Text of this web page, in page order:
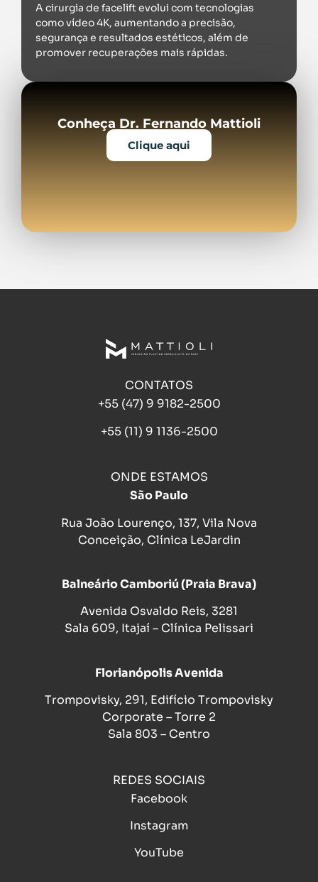
A cirurgia de facelift evolui com tecnologias
como vídeo 4K, aumentando a precisão,
segurança e resultados estéticos, além de
promover recuperações mais rápidas.
Conheça Dr. Fernando Mattioli
Clique aqui
CONTATOS
+55 (47) 9 9182-2500
+55 (11) 9 1136-2500
ONDE ESTAMOS
São Paulo
Rua João Lourenço, 137, Vila Nova
Conceição, Clínica LeJardin
Balneário Camboriú (Praia Brava)
Avenida Osvaldo Reis, 3281
Sala 609, Itajaí – Clínica Pelissari
Florianópolis Avenida
Trompovisky, 291, Edifício Trompovisky
Corporate – Torre 2
Sala 803 – Centro
REDES SOCIAIS
Facebook
Instagram
YouTube